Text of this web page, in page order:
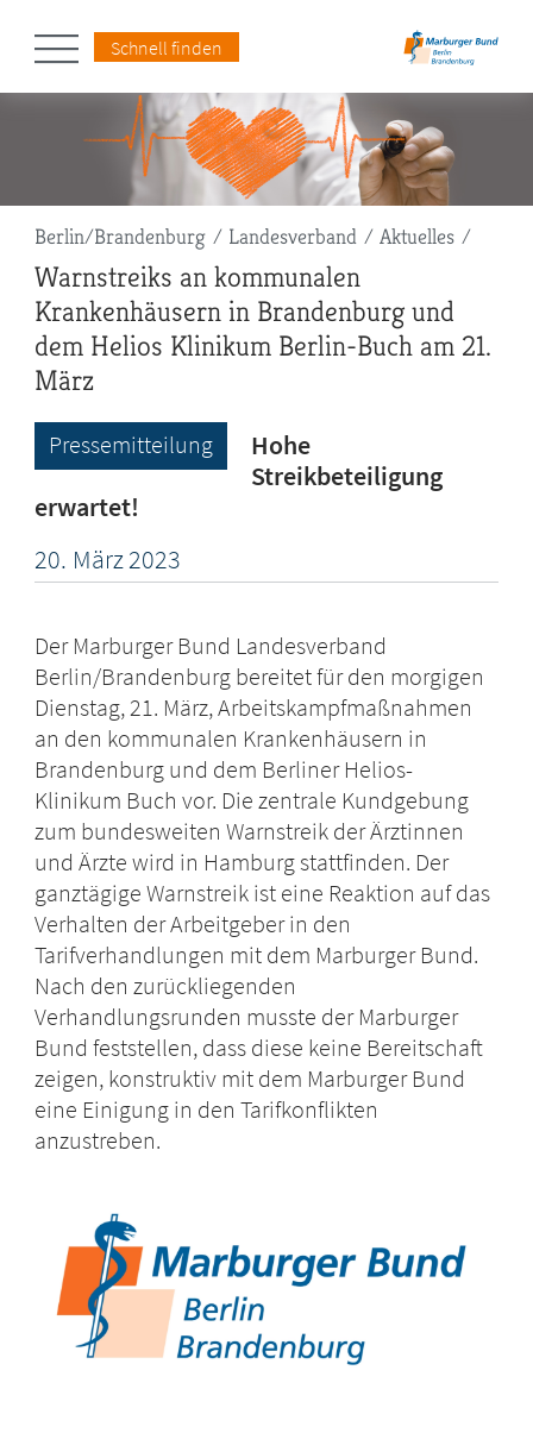
Schnell finden
Pfadnavigation
Berlin/Brandenburg Landesverband Aktuelles
Warnstreiks an kommunalen
Krankenhäusern in Brandenburg und
dem Helios Klinikum Berlin-Buch am 21.
März
Pressemitteilung
Hohe
Streikbeteiligung
erwartet!
20. März2023
Der Marburger Bund Landesverband
Berlin/Brandenburg bereitet für den morgigen
Dienstag, 21. März, Arbeitskampfmaßnahmen
an den kommunalen Krankenhäusern in
Brandenburg und dem Berliner Helios-
Klinikum Buch vor. Die zentrale Kundgebung
zum bundesweiten Warnstreik der Ärztinnen
und Ärzte wird in Hamburg stattfinden. Der
ganztägige Warnstreik ist eine Reaktion auf das
Verhalten der Arbeitgeber in den
Tarifverhandlungen mit dem Marburger Bund.
Nach den zurückliegenden
Verhandlungsrunden musste der Marburger
Bund feststellen, dass diese keine Bereitschaft
zeigen, konstruktiv mit dem Marburger Bund
eine Einigung in den Tarifkonflikten
anzustreben.